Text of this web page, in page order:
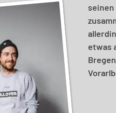
seinen
etwas